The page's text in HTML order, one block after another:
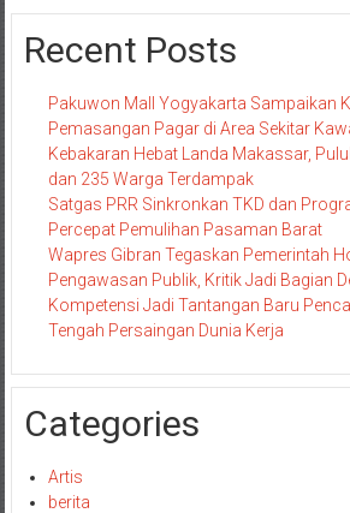
Recent Posts
Pakuwon Mall Yogyakarta Sampaikan
Pemasangan Pagar di Area Sekitar
Kebakaran Hebat Landa Makassar,
dan 235 Warga Terdampak
Satgas PRR Sinkronkan TKD dan
Percepat Pemulihan Pasaman Barat
Wapres Gibran Tegaskan Pemerintah
Pengawasan Publik, Kritik Jadi Bagian
Kompetensi Jadi Tantangan Baru
Tengah Persaingan Dunia Kerja
Categories
Artis
berita